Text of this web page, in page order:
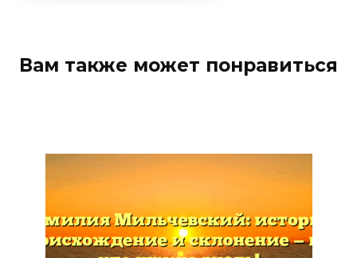
Вам также может понравиться